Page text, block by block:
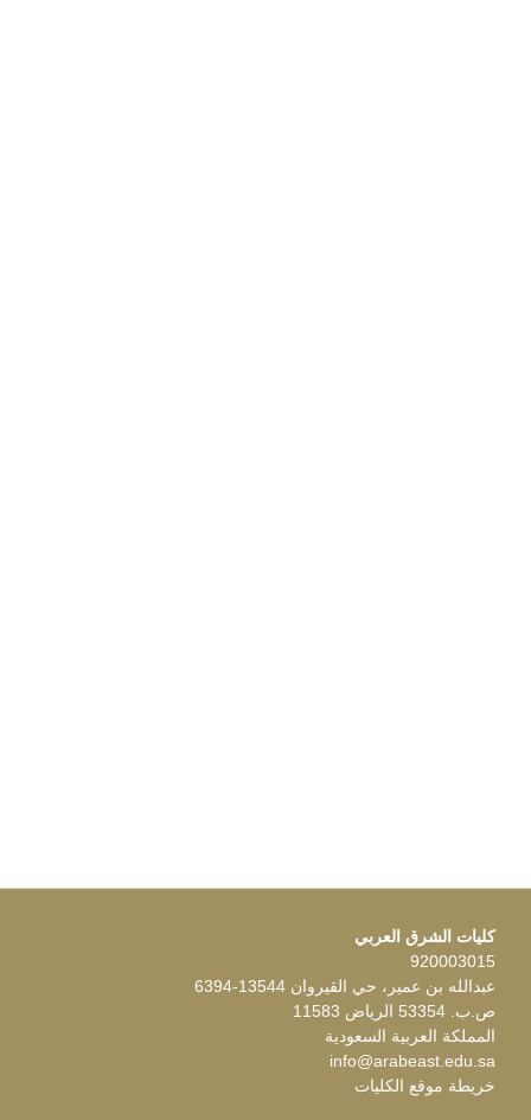
كليات الشرق العربي
920003015
عبدالله بن عمير، حي القيروان 13544-6394
ص.ب. 53354 الرياض 11583
المملكة العربية السعودية
info@arabeast.edu.sa
خريطة موقع الكليات